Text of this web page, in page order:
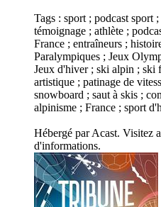
Tags : sport ; podcast sport
témoignage ; athlète ;
France ; entraîneurs ;
Paralympiques ; Jeux
Jeux d'hiver ; ski alpin ; ski
artistique ; patinage de
snowboard ; saut à skis ;
alpinisme ; France ; sport
Hébergé par Acast. Visitez
d'informations.